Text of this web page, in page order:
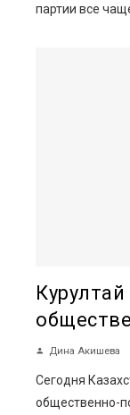
партии все
Дина Акишева
Сегодня
общественно-